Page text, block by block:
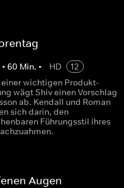
•60 Min. • HD
12
einer wichtigen Produkt-
wägt Shiv einen Vorschlag
ab. Kendall und Roman
sich darin, den
Führungsstil ihres
Augen